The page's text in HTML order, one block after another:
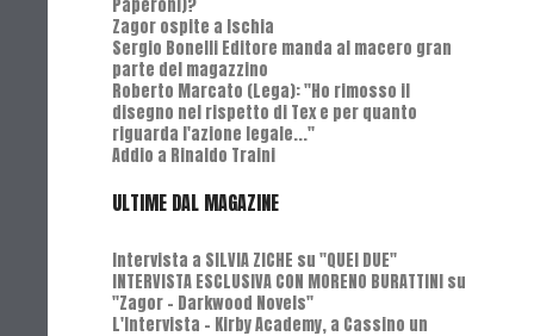
Zagor ospite a Ischia
Sergio Bonelli Editore manda al macero gran
parte del magazzino
Roberto Marcato (Lega): "Ho rimosso il
disegno nel rispetto di Tex e per quanto
riguarda l'azione legale..."
Addio a Rinaldo Traini
ULTIME DAL MAGAZINE
Intervista a SILVIA ZICHE su "QUEI DUE"
INTERVISTA ESCLUSIVA CON MORENO BURATTINI su
"Zagor - Darkwood Novels"
L'Intervista - Kirby Academy, a Cassino un